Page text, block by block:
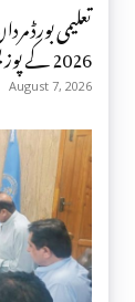
تعلیمی بورڈ
2026 کے پوزیشن ہولڈرز کا اعلان کر دیا
August 7, 2026